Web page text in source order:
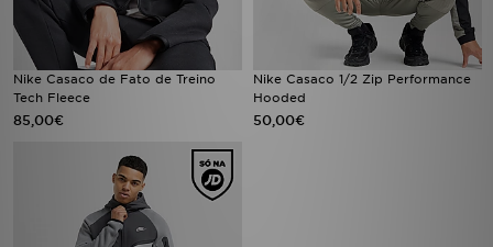
Nike Casaco de Fato de Treino
Tech Fleece
85,00€
Nike Casaco 1/2 Zip Performance
Hooded
50,00€